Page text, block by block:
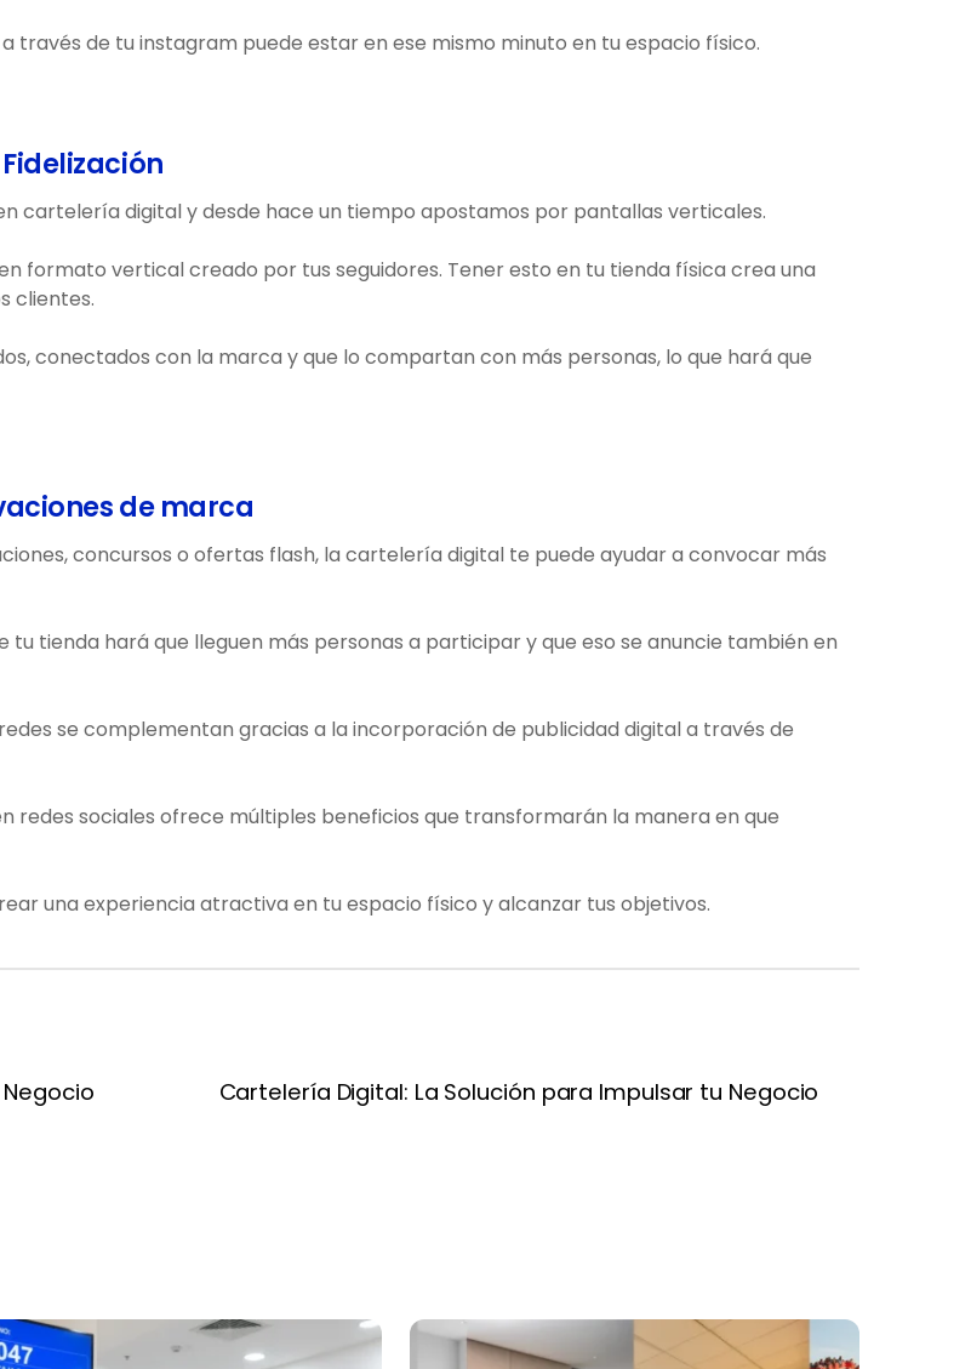
través de tu instagram puede estar en ese mismo minuto en tu espacio físico.
cartelería digital y desde hace un tiempo apostamos por pantallas verticales.
formato vertical creado por tus seguidores. Tener esto en tu tienda física crea una
clientes.
conectados con la marca y que lo compartan con más personas, lo que hará que
de marca
concursos o ofertas flash, la cartelería digital te puede ayudar a convocar más
tienda hará que lleguen más personas a participar y que eso se anuncie también en
se complementan gracias a la incorporación de publicidad digital a través de
redes sociales ofrece múltiples beneficios que transformarán la manera en que
una experiencia atractiva en tu espacio físico y alcanzar tus objetivos.
Cartelería Digital: La Solución para Impulsar tu Negocio